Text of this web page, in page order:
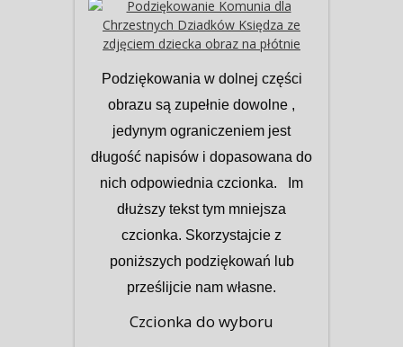
Podziękowania w dolnej części
obrazu są zupełnie dowolne ,
jedynym ograniczeniem jest
długość napisów i dopasowana do
nich odpowiednia czcionka. Im
dłuższy tekst tym mniejsza
czcionka. Skorzystajcie z
poniższych podziękowań lub
prześlijcie nam własne.
Czcionka do wyboru